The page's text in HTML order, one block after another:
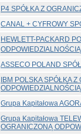
P4 SPÓŁKA Z
CANAL + CYFROWY
HEWLETT-PACKARD
ODPOWIEDZIALNOŚCIĄ
ASSECO POLAND
IBM POLSKA SPÓŁKA
ODPOWIEDZIALNOŚCIĄ
Grupa Kapitałowa
Grupa Kapitałowa
OGRANICZONĄ